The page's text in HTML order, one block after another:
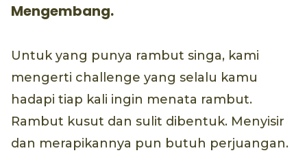
Mengembang.
Untuk yang punya rambut singa, kami
mengerti challenge yang selalu kamu
hadapi tiap kali ingin menata rambut.
Rambut kusut dan sulit dibentuk. Menyisir
dan merapikannya pun butuh perjuangan.